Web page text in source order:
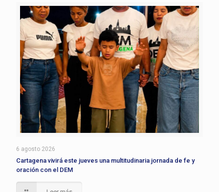
6 agosto 2026
Cartagena vivirá este jueves una multitudinaria jornada de fe y
oración con el DEM